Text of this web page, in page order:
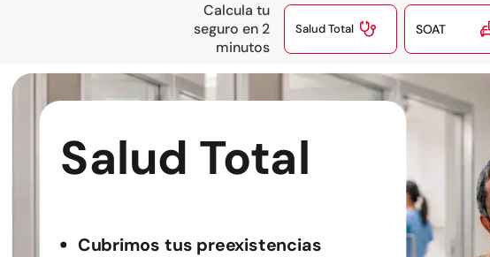
Calcula tu
seguro en 2
minutos

Salud Total SOAT
Salud Total
Cubrimos tus preexistencias